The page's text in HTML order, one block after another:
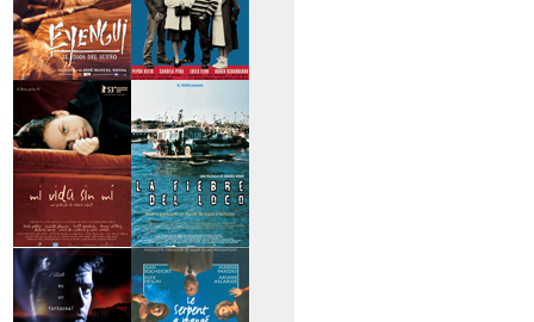
>Eyengui, El Dios
del sueño
>Mi vida sin mi >La fiebre del loco